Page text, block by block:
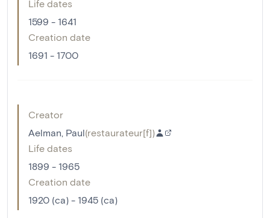
Life dates
1599 - 1641
Creation date
1691 - 1700
Creator
Aelman, Paul(restaurateur[f])
Life dates
1899 - 1965
Creation date
1920 (ca) - 1945 (ca)